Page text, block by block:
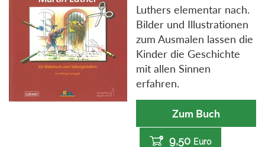
Luthers elementar nach.
Bilder und Illustrationen
zum Ausmalen lassen die
Kinder die Geschichte
mit allen Sinnen
erfahren.
Zum Buch
9,50 Euro